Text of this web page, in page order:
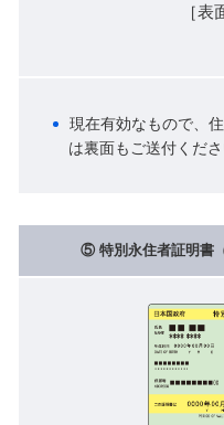
［表
現在有効なもので、
は裏面もご送付くださ
⑤ 特別永住者証明書